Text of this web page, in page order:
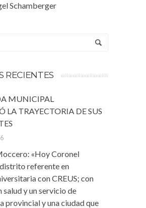
Schamberger
RECIENTES
MUNICIPAL
LA TRAYECTORIA DE SUS
«Hoy Coronel
distrito referente en
con CREUS; con
salud y un servicio de
provincial y una ciudad que